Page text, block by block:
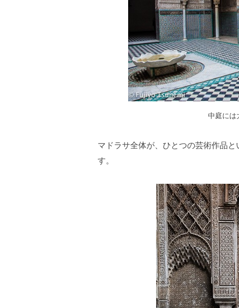
中庭には
マドラサ全体が、ひとつの芸術作品
す。